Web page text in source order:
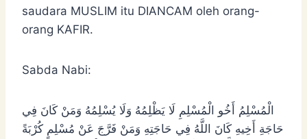
saudara MUSLIM itu DIANCAM oleh orang-
orang KAFIR.
Sabda Nabi:
الْمُسْلِمُ أَخُو الْمُسْلِمِ لَا يَظْلِمُهُ وَلَا يُسْلِمُهُ وَمَنْ كَانَ فِي
حَاجَةِ أَخِيهِ كَانَ اللَّهُ فِي حَاجَتِهِ وَمَنْ فَرَّجَ عَنْ مُسْلِمٍ كُرْبَةً